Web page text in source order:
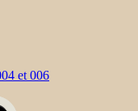
et 006